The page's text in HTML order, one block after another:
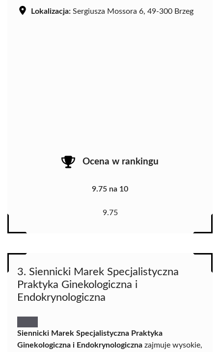
Lokalizacja: Sergiusza Mossora 6, 49-300 Brzeg
Ocena w rankingu
9.75 na 10
9.75
3. Siennicki Marek Specjalistyczna
Praktyka Ginekologiczna i
Endokrynologiczna
Siennicki Marek Specjalistyczna Praktyka
Ginekologiczna i Endokrynologiczna zajmuje wysokie,